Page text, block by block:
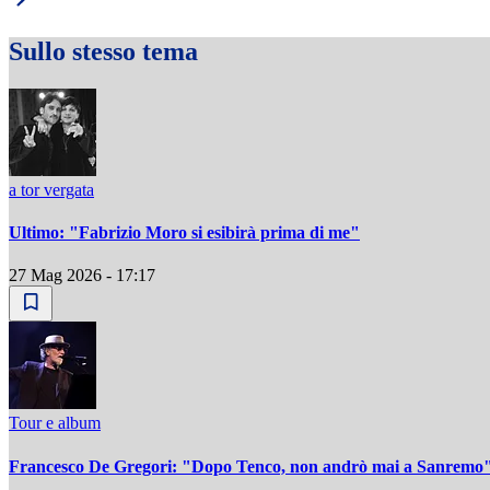
Sullo stesso tema
a tor vergata
Ultimo: "Fabrizio Moro si esibirà prima di me"
27 Mag 2026 - 17:17
Tour e album
Francesco De Gregori: "Dopo Tenco, non andrò mai a